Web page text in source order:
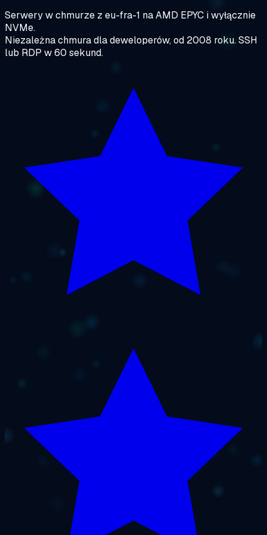
Serwery w chmurze z eu-fra-1 na AMD EPYC i wyłącznie
NVMe.
Niezależna chmura dla deweloperów, od 2008 roku. SSH
lub RDP w 60 sekund.